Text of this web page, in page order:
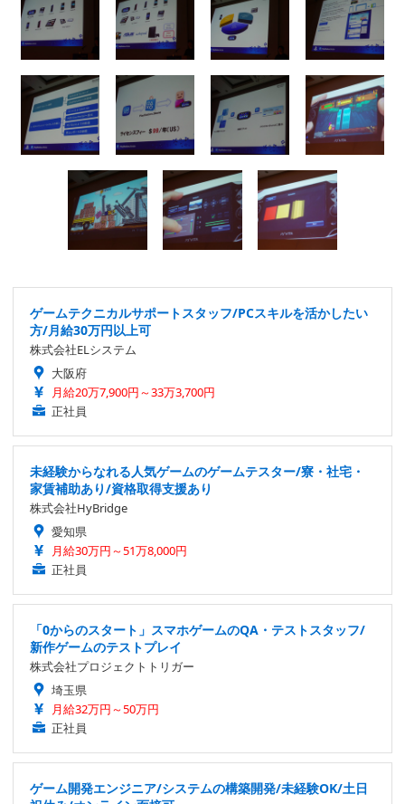
ゲームテクニカルサポートスタッフ/PCスキルを活かしたい
方/月給30万円以上可
株式会社ELシステム
大阪府
月給20万7,900円～33万3,700円
正社員
未経験からなれる人気ゲームのゲームテスター/寮・社宅・
家賃補助あり/資格取得支援あり
株式会社HyBridge
愛知県
月給30万円～51万8,000円
正社員
「0からのスタート」スマホゲームのQA・テストスタッフ/
新作ゲームのテストプレイ
株式会社プロジェクトトリガー
埼玉県
月給32万円～50万円
正社員
ゲーム開発エンジニア/システムの構築開発/未経験OK/土日